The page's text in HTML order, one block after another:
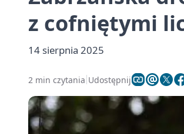
z cofniętymi
14 sierpnia 2025
2 min czytania Udostępnij